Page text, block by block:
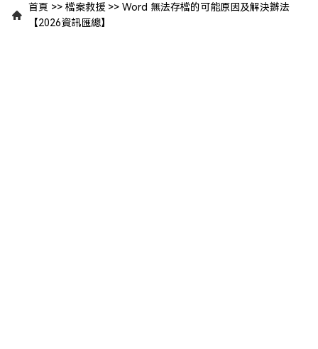
首頁 >> 檔案救援 >> Word 無法存檔的可能原因及解決辦法
【2026資訊匯總】